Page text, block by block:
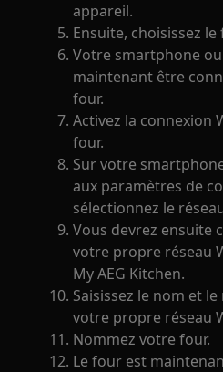
appareil.
Ensuite, choisissez le
Votre smartphone
maintenant être
four.
Activez la connexion
four.
Sur votre
aux paramètres de
sélectionnez le
Vous devrez ensuite
votre propre réseau
My AEG Kitchen.
Saisissez le nom et
votre propre réseau
Nommez votre four.
Le four est